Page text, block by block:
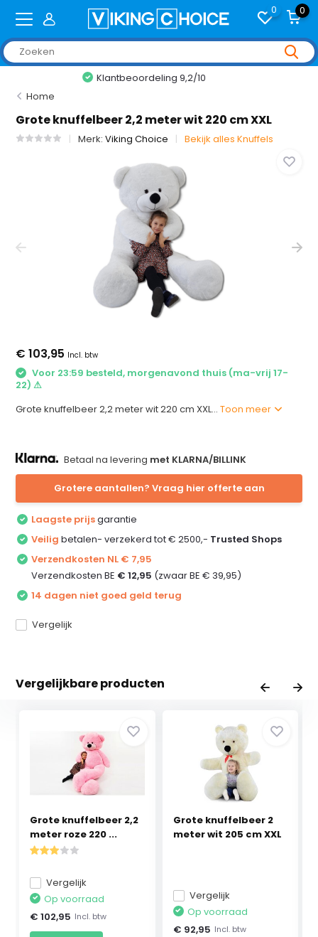
0 0
+2,000 reviews
Home
Grote knuffelbeer 2,2 meter wit 220 cm XXL
Merk:Viking Choice Bekijk alles Knuffels
€ 103,95 Incl. btw
Voor 23:59 besteld, morgenavond thuis (ma-vrij 17-
22) ⚠
Grote knuffelbeer 2,2 meter wit 220 cm XXL...Toon meer
Betaal na levering met KLARNA/BILLINK
Grotere aantallen? Vraag hier offerte aan
Laagste prijsgarantie
Veilig betalen- verzekerd tot € 2500,- Trusted Shops
Verzendkosten NL € 7,95
Verzendkosten BE € 12,95 (zwaar BE € 39,95)
14 dagen niet goed geld terug
Vergelijk
Vergelijkbare producten
Grote knuffelbeer 2,2
meter roze 220 ...
Vergelijk
Op voorraad
€ 102,95 Incl. btw
Grote knuffelbeer 2
meter wit 205 cm XXL
Vergelijk
Op voorraad
€ 92,95 Incl. btw